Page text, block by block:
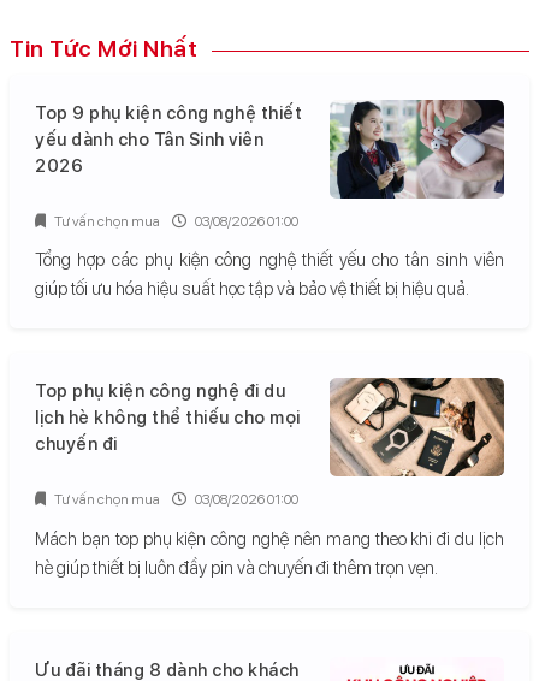
Tin Tức Mới Nhất
Top 9 phụ kiện công nghệ thiết
yếu dành cho Tân Sinh viên
2026
Tổng hợp các phụ kiện công nghệ thiết yếu cho tân sinh viên
giúp tối ưu hóa hiệu suất học tập và bảo vệ thiết bị hiệu quả.
Tư vấn chọn mua 03/08/2026 01:00
Top phụ kiện công nghệ đi du
lịch hè không thể thiếu cho mọi
chuyến đi
Mách bạn top phụ kiện công nghệ nên mang theo khi đi du lịch
hè giúp thiết bị luôn đầy pin và chuyến đi thêm trọn vẹn.
Tư vấn chọn mua 03/08/2026 01:00
Ưu đãi tháng 8 dành cho khách